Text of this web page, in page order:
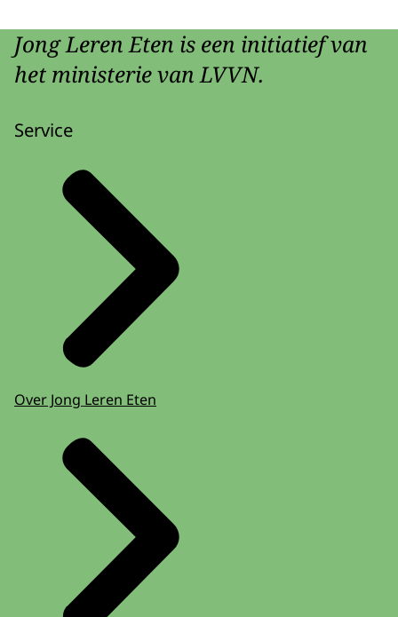
Jong Leren Eten is een initiatief van
het ministerie van LVVN.
Service
Over Jong Leren Eten